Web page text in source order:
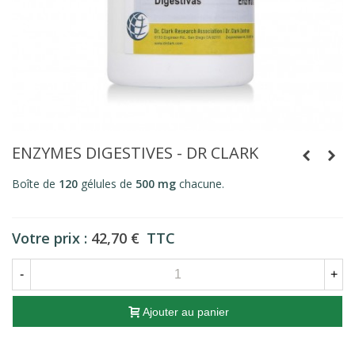
ENZYMES DIGESTIVES - DR CLARK
Boîte de 120 gélules de 500 mg chacune.
Votre prix : 42,70 € TTC
- +
Ajouter au panier